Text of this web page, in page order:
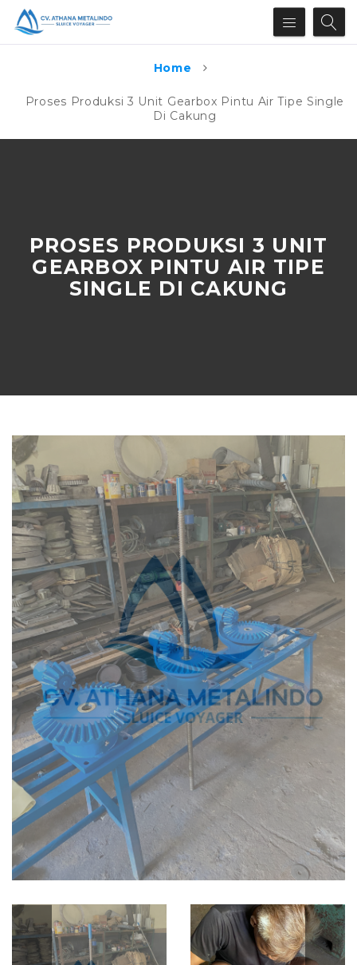
Home
Proses Produksi 3 Unit Gearbox Pintu Air Tipe Single
Di Cakung
PROSES PRODUKSI 3 UNIT
GEARBOX PINTU AIR TIPE
SINGLE DI CAKUNG